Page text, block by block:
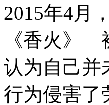
2015年4月
《香火》
认为自己并
行为侵害了